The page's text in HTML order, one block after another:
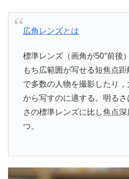
広角レンズとは
標準レンズ（画角が50°前後
もち広範囲が写せる短焦点
で多数の人物を撮影したり
から写すのに適する。明る
さの標準レンズに比し焦点
つ。